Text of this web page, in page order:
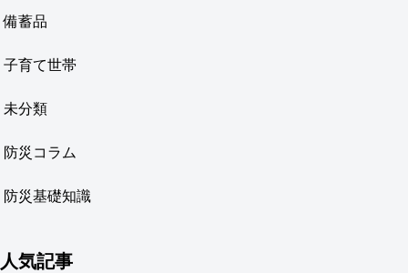
備蓄品
子育て世帯
未分類
防災コラム
防災基礎知識
人気記事